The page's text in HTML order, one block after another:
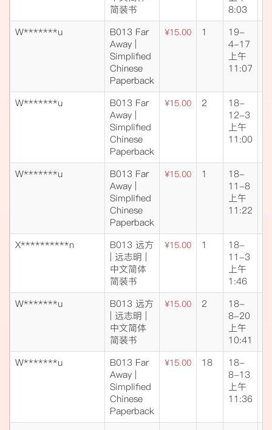
简装书
8:03
W*******u
B013 Far
Away |
Simplified
Chinese
Paperback
¥15.00 1
19-
4-17
上午
11:07
W*******u
B013 Far
Away |
Simplified
Chinese
Paperback
¥15.00 2
18-
12-3
上午
11:00
W*******u
B013 Far
Away |
Simplified
Chinese
Paperback
¥15.00 1
18-
11-8
上午
11:22
X**********n
B013 远方
| 远志明 |
中文简体
简装书
¥15.00 1
18-
11-3
上午
1:46
W*******u
B013 远方
| 远志明 |
中文简体
简装书
¥15.00 2
18-
8-20
上午
10:41
W*******u
B013 Far
Away |
Simplified
Chinese
Paperback
¥15.00 18
18-
8-13
上午
11:36